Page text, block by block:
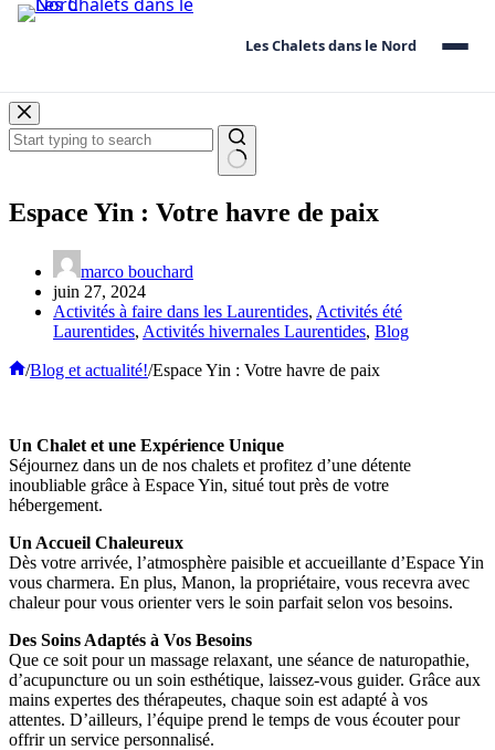
Les Chalets dans le Nord
Les
Chalets
dans
Skip
to
content
results
Espace Yin : Votre havre de paix
marco bouchard
juin 27, 2024
Activités à faire dans les Laurentides, Activités été
Laurentides, Activités hivernales Laurentides, Blog
Home
/Blog et actualité!/Espace Yin : Votre havre de paix
Un Chalet et une Expérience Unique
Séjournez dans un de nos chalets et profitez d’une détente
inoubliable grâce à Espace Yin, situé tout près de votre
hébergement.
Un Accueil Chaleureux
Dès votre arrivée, l’atmosphère paisible et accueillante d’Espace Yin
vous charmera. En plus, Manon, la propriétaire, vous recevra avec
chaleur pour vous orienter vers le soin parfait selon vos besoins.
Des Soins Adaptés à Vos Besoins
Que ce soit pour un massage relaxant, une séance de naturopathie,
d’acupuncture ou un soin esthétique, laissez-vous guider. Grâce aux
mains expertes des thérapeutes, chaque soin est adapté à vos
attentes. D’ailleurs, l’équipe prend le temps de vous écouter pour
offrir un service personnalisé.